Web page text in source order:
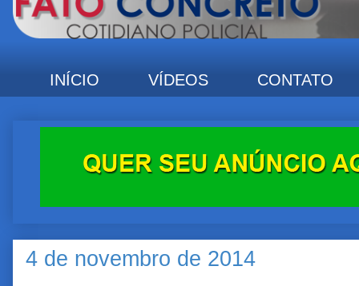
INÍCIO VÍDEOS CONTATO
4 de novembro de 2014